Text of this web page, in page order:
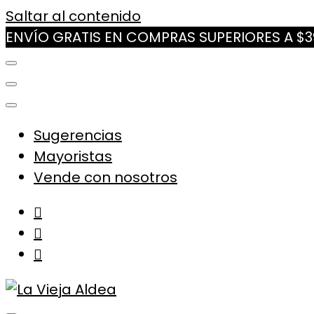
Saltar al contenido
ENVÍO GRATIS EN COMPRAS SUPERIORES A
Sugerencias
Mayoristas
Vende con nosotros